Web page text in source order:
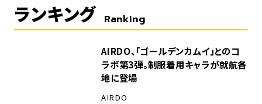
ランキング Ranking
AIRDO、「ゴールデンカムイ」とのコ
ラボ第3弾。制服着用キャラが就航各
地に登場
AIRDO